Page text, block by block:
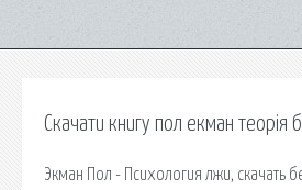
Скачати книгу пол екман теорія
Экман Пол - Психология лжи, скачать